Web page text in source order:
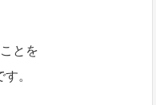
とを
。